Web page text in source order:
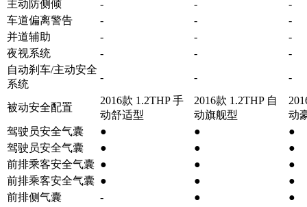
主动防侧倾 - -
-
车道偏离警告
- -
-
并道辅助
- -
-
夜视系统
- -
-
自动刹车/主动安全
系统
- - -
被动安全配置
2016款 1.2THP 手
动舒适型
2016款 1.2THP 自
动旗舰型
动
驾驶员安全气囊
● ●
●
驾驶员安全气囊
● ●
●
前排乘客安全气囊 ● ●
●
前排乘客安全气囊 ● ●
●
前排侧气囊
- ●
●